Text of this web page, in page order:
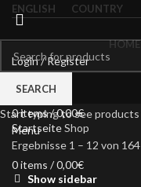
ENGLISH COUNTRY
HOME
Login / Register
Wishlist
0items/0,00€
Menu
0items /0,00€
Shop
StartseiteShop
Ergebnisse 1 – 12 von
Show sidebar
SEARCH
Start typing to see products